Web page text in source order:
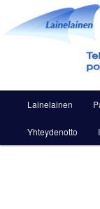
sisältöön
Viestintää ja
Lainelainen
Yhteydenotto